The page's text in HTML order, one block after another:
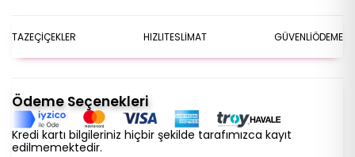
TAZEÇİÇEKLER HIZLITESLİMAT GÜVENLİÖDEME
Ödeme Seçenekleri
Kredi kartı bilgileriniz hiçbir şekilde tarafımızca kayıt
edilmemektedir.